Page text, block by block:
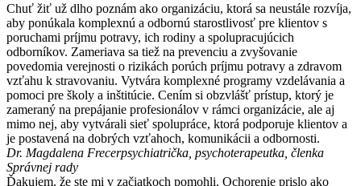
Chuť žiť už dlho poznám ako organizáciu, ktorá sa neustále rozvíja,
aby ponúkala komplexnú a odbornú starostlivosť pre klientov s
poruchami príjmu potravy, ich rodiny a spolupracujúcich
odborníkov. Zameriava sa tiež na prevenciu a zvyšovanie
povedomia verejnosti o rizikách porúch príjmu potravy a zdravom
vzťahu k stravovaniu. Vytvára komplexné programy vzdelávania a
pomoci pre školy a inštitúcie. Cením si obzvlášť prístup, ktorý je
zameraný na prepájanie profesionálov v rámci organizácie, ale aj
mimo nej, aby vytvárali sieť spolupráce, ktorá podporuje klientov a
je postavená na dobrých vzťahoch, komunikácii a odbornosti.
Dr. Magdalena Frecerpsychiatrička, psychoterapeutka, členka
Správnej rady
Ďakujem, že ste mi v začiatkoch pomohli. Ochorenie prislo ako